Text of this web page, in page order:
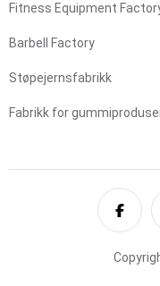
Fitness Equipment
Barbell Factory
Støpejernsfabrikk
Fabrikk for